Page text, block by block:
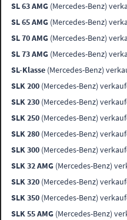
SL 63 AMG (Mercedes-Benz)
SL 65 AMG (Mercedes-Benz)
SL 70 AMG (Mercedes-Benz)
SL 73 AMG (Mercedes-Benz)
SL-Klasse (Mercedes-Benz)
SLK 200 (Mercedes-Benz)
SLK 230 (Mercedes-Benz)
SLK 250 (Mercedes-Benz)
SLK 280 (Mercedes-Benz)
SLK 300 (Mercedes-Benz)
SLK 32 AMG (Mercedes-Benz)
SLK 320 (Mercedes-Benz)
SLK 350 (Mercedes-Benz)
SLK 55 AMG (Mercedes-Benz)